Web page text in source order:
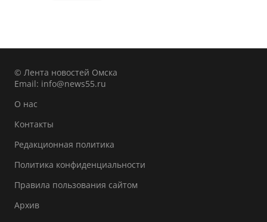
© Лента новостей Омска
Email: info@news55.ru
О нас
Контакты
Редакционная политика
Политика конфиденциальности
Правила пользования сайтом
Архив